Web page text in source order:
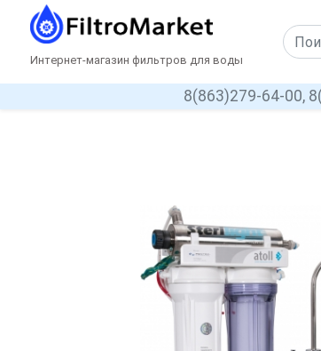
Интернет-магазин фильтров для воды
8(863)279-64-00,